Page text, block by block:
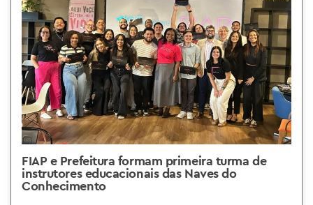
FIAP e Prefeitura formam primeira turma de
instrutores educacionais das Naves do
Conhecimento